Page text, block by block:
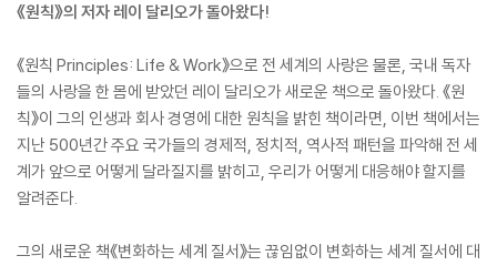
《원칙》의 저자 레이 달리오가 돌아왔다!
《원칙 Principles: Life & Work》으로 전 세계의 사랑은 물론, 국내 독자
들의 사랑을 한 몸에 받았던 레이 달리오가 새로운 책으로 돌아왔다. 《원
칙》이 그의 인생과 회사 경영에 대한 원칙을 밝힌 책이라면, 이번 책에서는
지난 500년간 주요 국가들의 경제적, 정치적, 역사적 패턴을 파악해 전 세
계가 앞으로 어떻게 달라질지를 밝히고, 우리가 어떻게 대응해야 할지를
알려준다.
그의 새로운 책《변화하는 세계 질서》는 끊임없이 변화하는 세계 질서에 대